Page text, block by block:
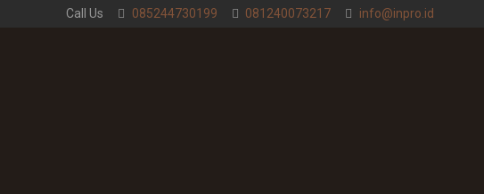
Call Us 085244730199 081240073217 info@inpro.id